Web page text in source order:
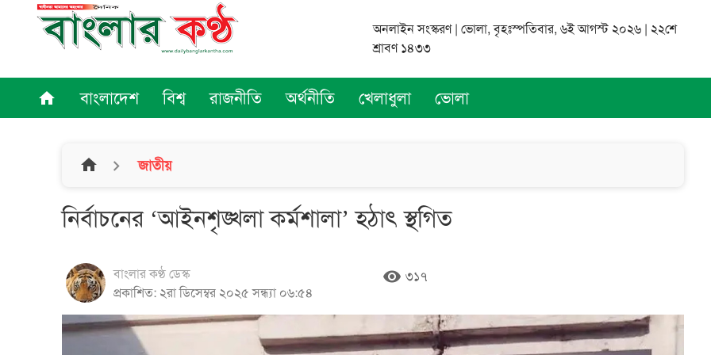
অনলাইন সংস্করণ | ভোলা, বৃহঃস্পতিবার, ৬ই আগস্ট ২০২৬ | ২২শে
শ্রাবণ ১৪৩৩
home বাংলাদেশ বিশ্ব রাজনীতি অর্থনীতি খেলাধুলা ভোলা
home জাতীয়
নির্বাচনের ‘আইনশৃঙ্খলা কর্মশালা’ হঠাৎ স্থগিত
বাংলার কণ্ঠ ডেস্ক
প্রকাশিত: ২রা ডিসেম্বর ২০২৫ সন্ধ্যা ০৬:৫৪
remove_red_eye ৩১৭